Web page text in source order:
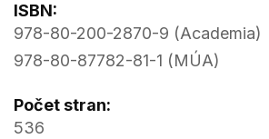
ISBN:
978-80-200-2870-9 (Academia)
978-80-87782-81-1 (MÚA)
Počet stran:
536